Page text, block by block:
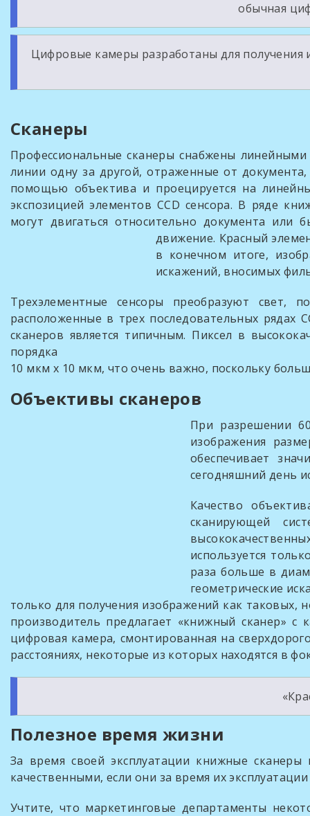
обычная
Цифровые камеры разработаны для получения
Сканеры
Профессиональные сканеры снабжены
линии одну за другой, отраженные от
помощью объектива и проецируется на
экспозицией элементов CCD сенсора. В ряде
могут двигаться относительно документа
движение. Красный
в конечном итоге,
искажений, вносимых
Трехэлементные сенсоры преобразуют свет,
расположенные в трех последовательных рядах
сканеров является типичным. Пиксел в
порядка
10 мкм x 10 мкм, что очень важно, поскольку
Объективы сканеров
При разрешении
изображения
обеспечивает
сегодняшний день
Качество
сканирующей
используется
раза больше в
геометрические
только для получения изображений как таковых,
производитель предлагает «книжный сканер»
цифровая камера, смонтированная на
расстояниях, некоторые из которых находятся в
Полезное время жизни
За время своей эксплуатации книжные
качественными, если они за время их
Учтите, что маркетинговые департаменты